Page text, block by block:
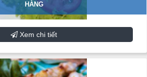
HÀNG
Xem chi tiết